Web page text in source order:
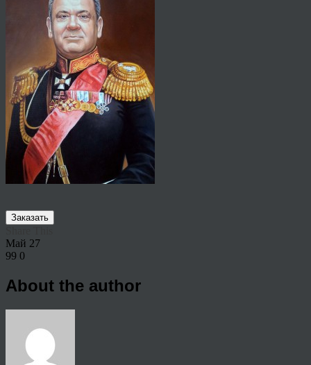
Заказать
Май 27
99 0
About the author